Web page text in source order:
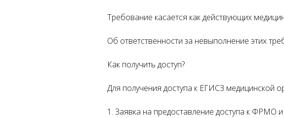
Требование касается как действующих
Об ответственности за невыполнение этих
Как получить доступ?
Для получения доступа к ЕГИСЗ медицинской
1. Заявка на предоставление доступа к